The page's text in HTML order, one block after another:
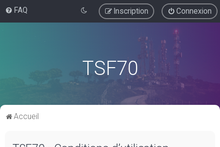
FAQ Connexion
Inscription
TSF70
Accueil